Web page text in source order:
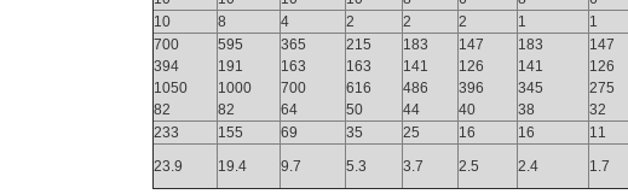
1
1
2
2
2
4
8
10
147
126
275
32
183
141
345
38
147
126
396
40
183
141
486
44
215
163
616
50
365
163
700
64
595
191
1000
82
700
394
1050
82
11
16
16
25
35
69
155
233
1.7
2.4
2.5
3.7
5.3
9.7
19.4
23.9